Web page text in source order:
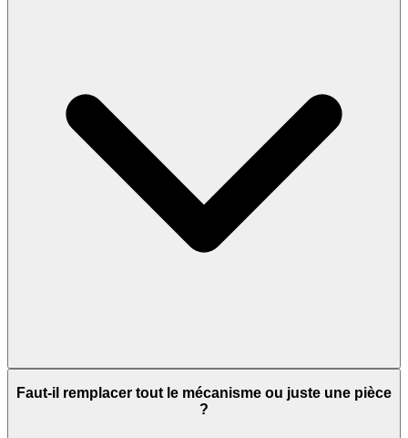
Faut-il remplacer tout le mécanisme ou juste une pièce
?